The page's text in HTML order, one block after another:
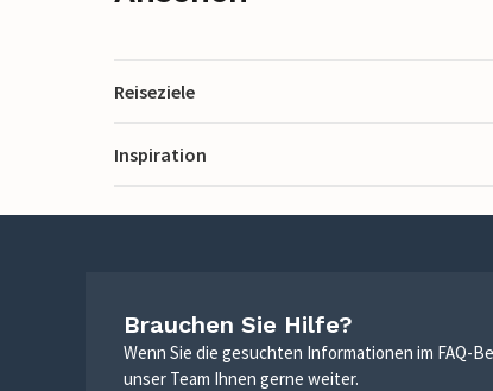
Reiseziele
Inspiration
Brauchen Sie Hilfe?
Wenn Sie die gesuchten Informationen im FAQ-
unser Team Ihnen gerne weiter.